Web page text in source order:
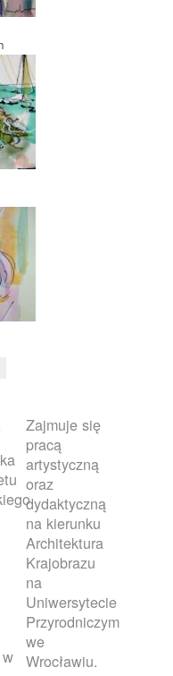
Zajmuje się
pracą
artystyczną
oraz
dydaktyczną
na kierunku
Architektura
Krajobrazu
na
Uniwersytecie
Przyrodniczym
we
Wrocławiu.